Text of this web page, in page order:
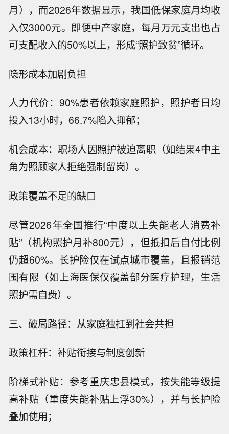
月），而2026年数据显示，我国低保家庭月均收
入仅3000元。即便中产家庭，每月万元支出也占
可支配收入的50%以上，形成“照护致贫”循环。
隐形成本加剧负担
人力代价：90%患者依赖家庭照护，照护者日均
投入13小时，66.7%陷入抑郁；
机会成本：职场人因照护被迫离职（如结果4中主
角为照顾家人拒绝强制留岗）。
政策覆盖不足的缺口
尽管2026年全国推行“中度以上失能老人消费补
贴”（机构照护月补800元），但抵扣后自付比例
仍超60%。长护险仅在试点城市覆盖，且报销范
围有限（如上海医保仅覆盖部分医疗护理，生活
照护需自费）。
三、破局路径：从家庭独扛到社会共担
政策杠杆：补贴衔接与制度创新
阶梯式补贴：参考重庆忠县模式，按失能等级提
高补贴（重度失能补贴上浮30%），并与长护险
叠加使用；